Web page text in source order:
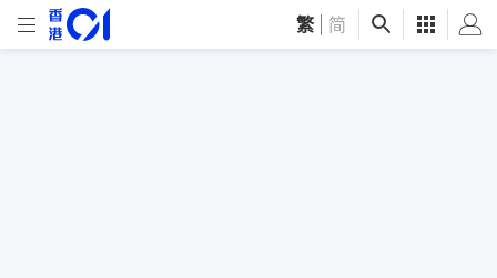
繁 简